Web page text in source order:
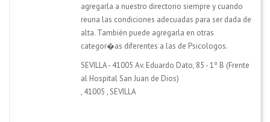
agregarla a nuestro directorio siempre y cuando
reuna las condiciones adecuadas para ser dada de
alta. También puede agregarla en otras
categor�as diferentes a las de Psicologos.
SEVILLA - 41005 Av. Eduardo Dato, 85 - 1º B (Frente
al Hospital San Juan de Dios)
, 41005 ,SEVILLA